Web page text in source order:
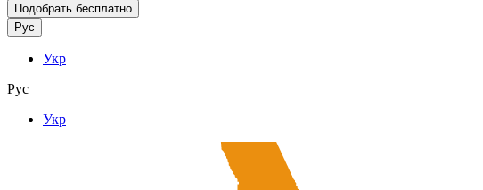
Подобрать бесплатно
Рус
Укр
Рус
Укр